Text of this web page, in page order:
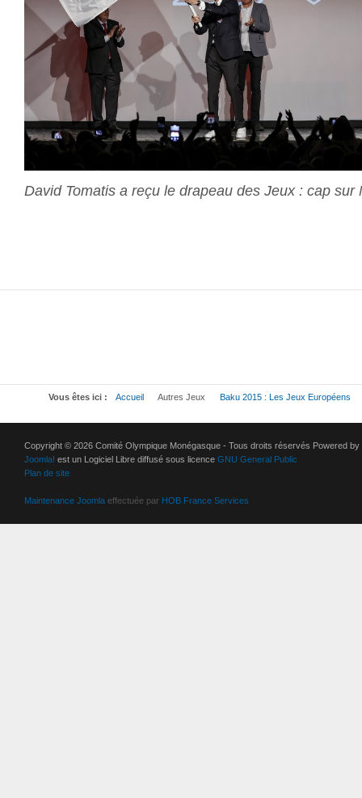
David Tomatis a reçu le drapeau des Jeux : cap
Vous êtes ici : Accueil Autres Jeux Baku 2015 : Les Jeux Européens
Copyright © 2026 Comité Olympique Monégasque - Tous droits réservés Powered by
Joomla! est un Logiciel Libre diffusé sous licence GNU General Public
Plan de site
Maintenance Joomla effectuée par HOB France Services